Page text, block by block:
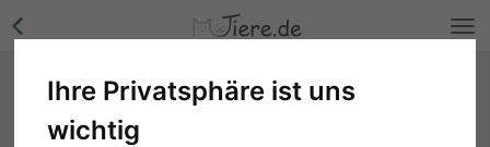
Ihre Privatsphäre ist uns
wichtig
Bango, Mischling - Hündin Bilder
Nordrhein-Westfalen